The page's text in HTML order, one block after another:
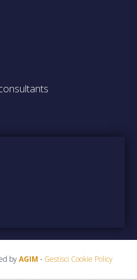
byAGIM - Gestisci Cookie Policy